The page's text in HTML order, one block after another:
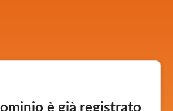
è già registrato